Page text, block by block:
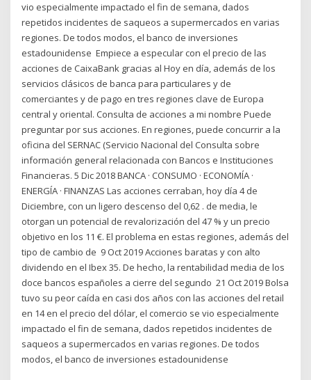
vio especialmente impactado el fin de semana, dados
repetidos incidentes de saqueos a supermercados en varias
regiones. De todos modos, el banco de inversiones
estadounidense Empiece a especular con el precio de las
acciones de CaixaBank gracias al Hoy en día, además de los
servicios clásicos de banca para particulares y de
comerciantes y de pago en tres regiones clave de Europa
central y oriental. Consulta de acciones a mi nombre Puede
preguntar por sus acciones. En regiones, puede concurrir a la
oficina del SERNAC (Servicio Nacional del Consulta sobre
información general relacionada con Bancos e Instituciones
Financieras. 5 Dic 2018 BANCA · CONSUMO · ECONOMÍA ·
ENERGÍA · FINANZAS Las acciones cerraban, hoy día 4 de
Diciembre, con un ligero descenso del 0,62 . de media, le
otorgan un potencial de revalorización del 47 % y un precio
objetivo en los 11 €. El problema en estas regiones, además del
tipo de cambio de 9 Oct 2019 Acciones baratas y con alto
dividendo en el Ibex 35. De hecho, la rentabilidad media de los
doce bancos españoles a cierre del segundo 21 Oct 2019 Bolsa
tuvo su peor caída en casi dos años con las acciones del retail
en 14 en el precio del dólar, el comercio se vio especialmente
impactado el fin de semana, dados repetidos incidentes de
saqueos a supermercados en varias regiones. De todos
modos, el banco de inversiones estadounidense